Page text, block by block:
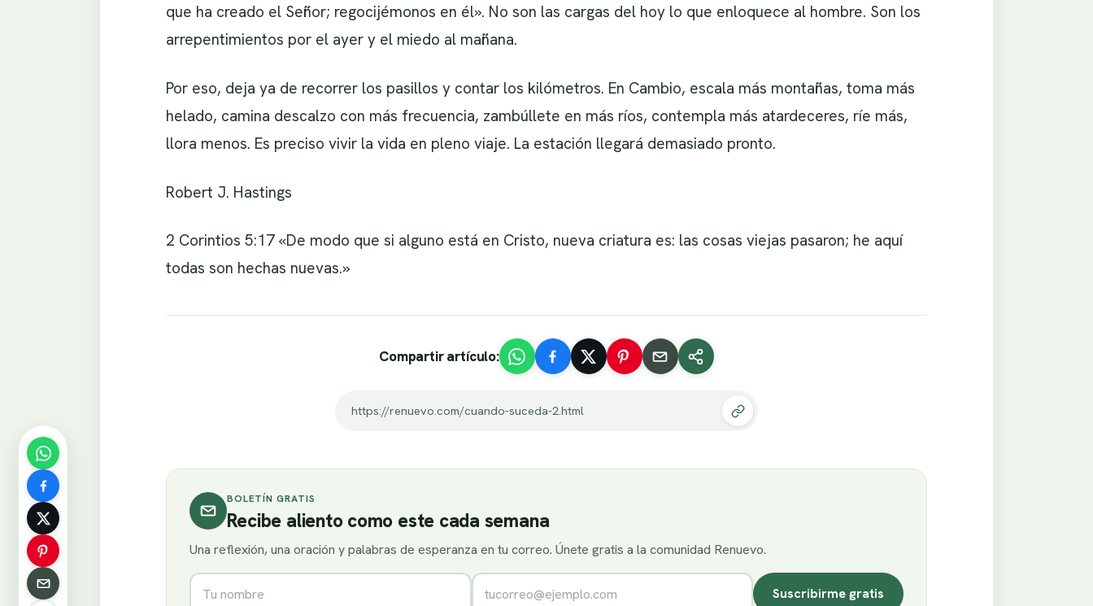
que ha creado el Señor; regocijémonos en él». No son las cargas del hoy lo que enloquece al hombre. Son los
arrepentimientos por el ayer y el miedo al mañana.
Por eso, deja ya de recorrer los pasillos y contar los kilómetros. En Cambio, escala más montañas, toma más
helado, camina descalzo con más frecuencia, zambúllete en más ríos, contempla más atardeceres, ríe más,
llora menos. Es preciso vivir la vida en pleno viaje. La estación llegará demasiado pronto.
Robert J. Hastings
2 Corintios 5:17 «De modo que si alguno está en Cristo, nueva criatura es: las cosas viejas pasaron; he aquí
todas son hechas nuevas.»
Compartir artículo:
https://renuevo.com/cuando-suceda-2.html
BOLETÍN GRATIS
Recibe aliento como este cada semana
Una reflexión, una oración y palabras de esperanza en tu correo. Únete gratis a la comunidad Renuevo.
Nombre Correo electrónico
Suscribirme gratis